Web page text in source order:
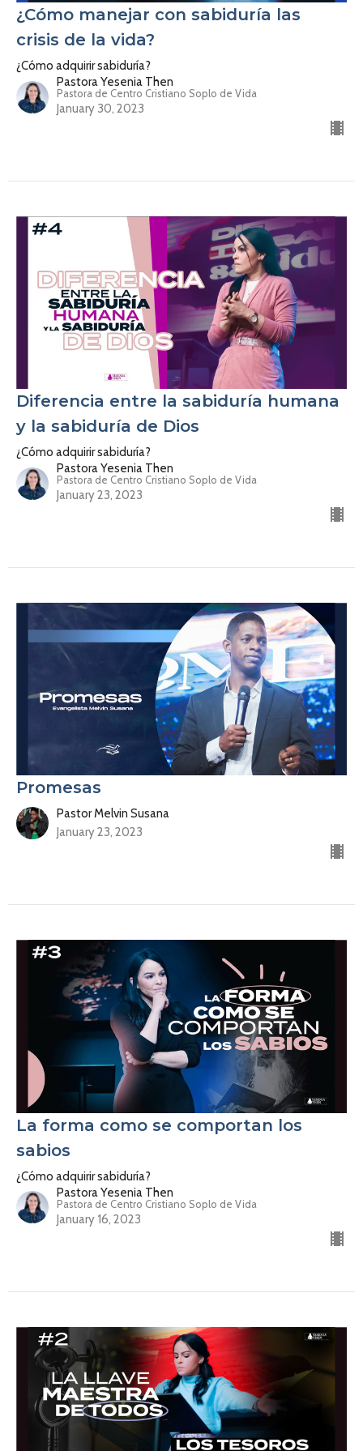
¿Cómo manejar con sabiduría las
crisis de la vida?
¿Cómo adquirir sabiduría?
Pastora Yesenia Then
Pastora de Centro Cristiano Soplo de Vida
January 30, 2023
Diferencia entre la sabiduría humana
y la sabiduría de Dios
¿Cómo adquirir sabiduría?
Pastora Yesenia Then
Pastora de Centro Cristiano Soplo de Vida
January 23, 2023
Promesas
Pastor Melvin Susana
January 23, 2023
La forma como se comportan los
sabios
¿Cómo adquirir sabiduría?
Pastora Yesenia Then
Pastora de Centro Cristiano Soplo de Vida
January 16, 2023